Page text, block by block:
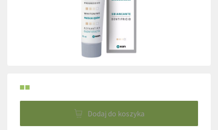
■■
Dodaj do koszyka